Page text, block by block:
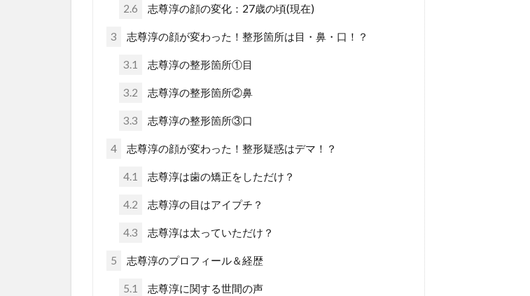
2.6 志尊淳の顔の変化：27歳の頃(現在)
3 志尊淳の顔が変わった！整形箇所は目・鼻・口！？
3.1 志尊淳の整形箇所①目
3.2 志尊淳の整形箇所②鼻
3.3 志尊淳の整形箇所③口
4 志尊淳の顔が変わった！整形疑惑はデマ！？
4.1 志尊淳は歯の矯正をしただけ？
4.2 志尊淳の目はアイプチ？
4.3 志尊淳は太っていただけ？
5 志尊淳のプロフィール＆経歴
5.1 志尊淳に関する世間の声